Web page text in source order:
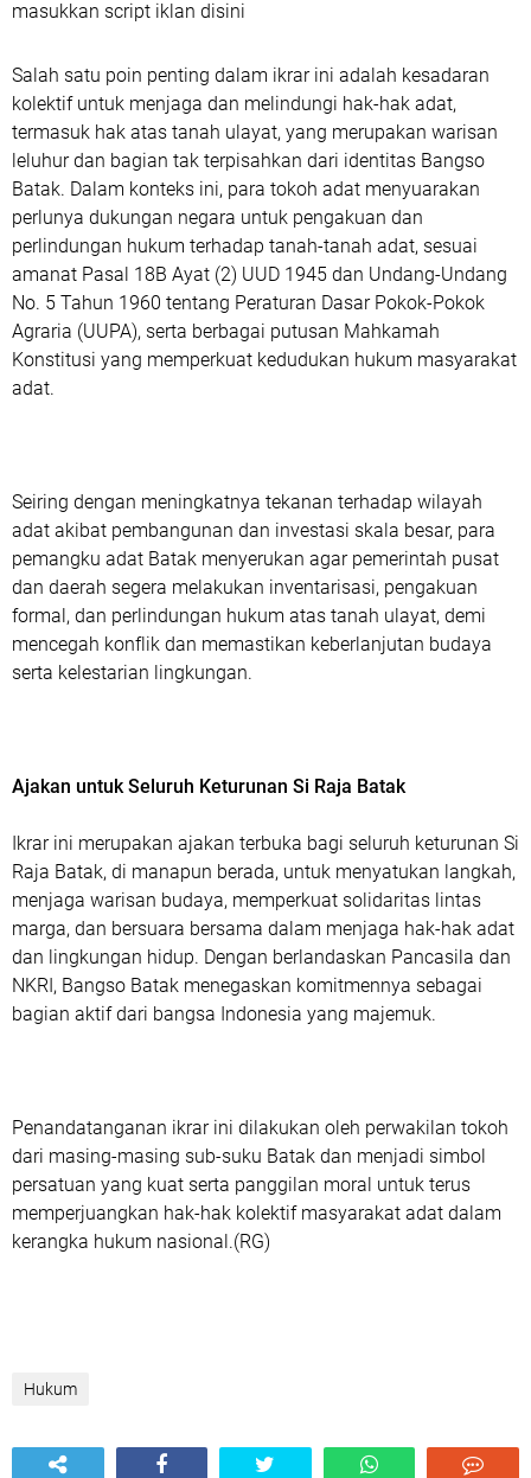
masukkan script iklan disini
Salah satu poin penting dalam ikrar ini adalah kesadaran
kolektif untuk menjaga dan melindungi hak-hak adat,
termasuk hak atas tanah ulayat, yang merupakan warisan
leluhur dan bagian tak terpisahkan dari identitas Bangso
Batak. Dalam konteks ini, para tokoh adat menyuarakan
perlunya dukungan negara untuk pengakuan dan
perlindungan hukum terhadap tanah-tanah adat, sesuai
amanat Pasal 18B Ayat (2) UUD 1945 dan Undang-Undang
No. 5 Tahun 1960 tentang Peraturan Dasar Pokok-Pokok
Agraria (UUPA), serta berbagai putusan Mahkamah
Konstitusi yang memperkuat kedudukan hukum masyarakat
adat.
Seiring dengan meningkatnya tekanan terhadap wilayah
adat akibat pembangunan dan investasi skala besar, para
pemangku adat Batak menyerukan agar pemerintah pusat
dan daerah segera melakukan inventarisasi, pengakuan
formal, dan perlindungan hukum atas tanah ulayat, demi
mencegah konflik dan memastikan keberlanjutan budaya
serta kelestarian lingkungan.
Ajakan untuk Seluruh Keturunan Si Raja Batak
Ikrar ini merupakan ajakan terbuka bagi seluruh keturunan Si
Raja Batak, di manapun berada, untuk menyatukan langkah,
menjaga warisan budaya, memperkuat solidaritas lintas
marga, dan bersuara bersama dalam menjaga hak-hak adat
dan lingkungan hidup. Dengan berlandaskan Pancasila dan
NKRI, Bangso Batak menegaskan komitmennya sebagai
bagian aktif dari bangsa Indonesia yang majemuk.
Penandatanganan ikrar ini dilakukan oleh perwakilan tokoh
dari masing-masing sub-suku Batak dan menjadi simbol
persatuan yang kuat serta panggilan moral untuk terus
memperjuangkan hak-hak kolektif masyarakat adat dalam
kerangka hukum nasional.(RG)
Hukum